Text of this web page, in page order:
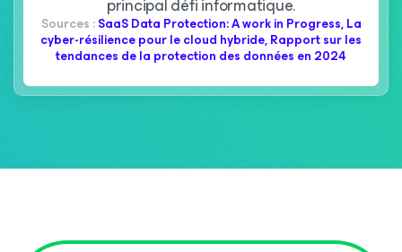
principal défi informatique.
Sources :SaaS Data Protection: A work in Progress,La
cyber-résilience pour le cloud hybride,Rapport sur les
tendances de la protection des données en 2024